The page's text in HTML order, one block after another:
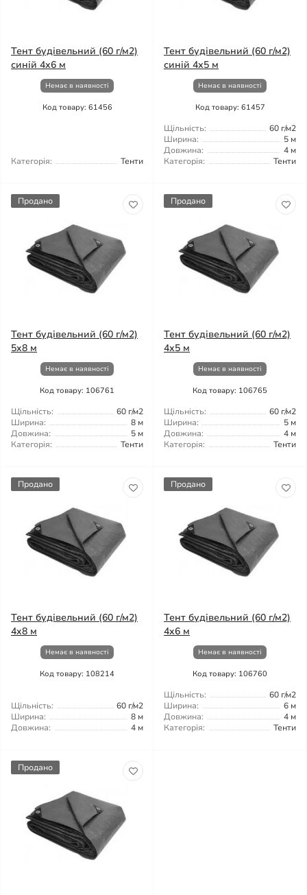
Тент будівельний (60 г/м2)
синій 4х6 м
Немає в наявності
Код товару: 61456
Категорія: Тенти
Тент будівельний (60 г/м2)
синій 4х5 м
Немає в наявності
Код товару: 61457
Щільність:
60 г/м2
Ширина:
5 м
Довжина:
4 м
Категорія:
Тенти
Продано
Тент будівельний (60 г/м2)
5x8 м
Немає в наявності
Код товару: 106761
Щільність:
60 г/м2
Ширина:
8 м
Довжина:
5 м
Категорія:
Тенти
Продано
Тент будівельний (60 г/м2)
4х5 м
Немає в наявності
Код товару: 106765
Щільність:
60 г/м2
Ширина:
5 м
Довжина:
4 м
Категорія:
Тенти
Продано
Тент будівельний (60 г/м2)
4x8 м
Немає в наявності
Код товару: 108214
Щільність:
60 г/м2
Ширина:
8 м
Довжина:
4 м
Продано
Тент будівельний (60 г/м2)
4x6 м
Немає в наявності
Код товару: 106760
Щільність:
60 г/м2
Ширина:
6 м
Довжина:
4 м
Категорія:
Тенти
Продано